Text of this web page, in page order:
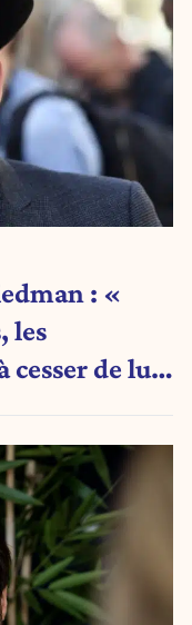
: «
les
cesser de lui